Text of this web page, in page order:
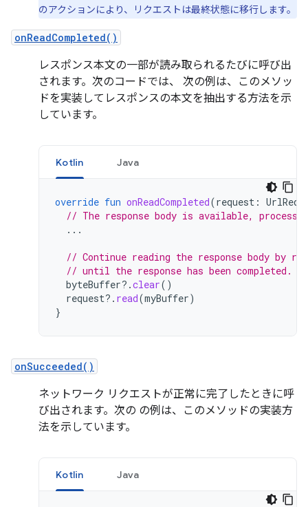
のアクションにより、リクエストは最終状態に移行します。
onReadCompleted()
レスポンス本文の一部が読み取られるたびに呼び出
されます。次のコードでは、 次の例は、このメソッ
ドを実装してレスポンスの本文を抽出する方法を示
しています。
Kotlin Java
override fun onReadCompleted(request :
// The response body is available, process
...
// Continue reading the response body by
// until the response has been completed.
byteBuffer?.clear()
request?. read(myBuffer)
}
onSucceeded()
ネットワーク リクエストが正常に完了したときに呼
び出されます。次の の例は、このメソッドの実装方
法を示しています。
Kotlin Java